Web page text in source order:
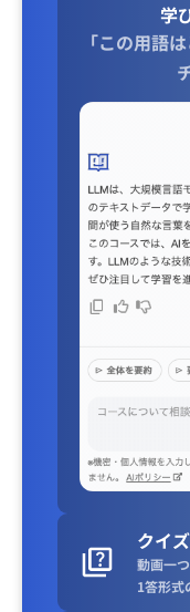
学
「この用語
クイズ
動画一
1答形式